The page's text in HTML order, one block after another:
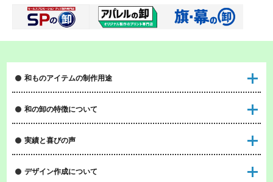
和ものアイテムの制作用途
和の卸の特徴について
実績と喜びの声
デザイン作成について